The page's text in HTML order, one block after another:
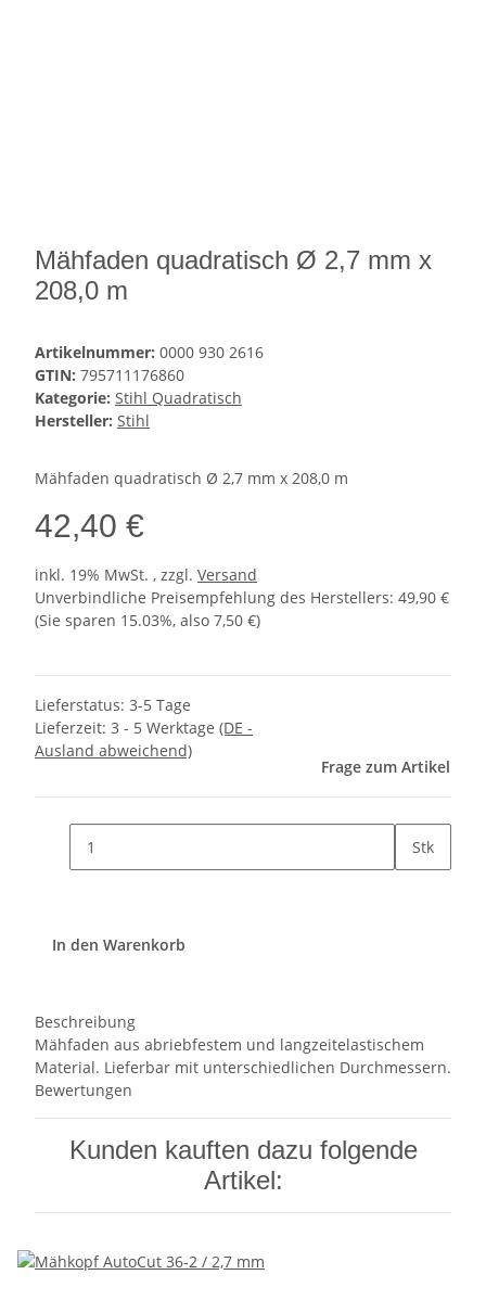
Mähfaden quadratisch Ø 2,7 mm x
208,0 m
Artikelnummer: 0000 930 2616
GTIN: 795711176860
Kategorie: Stihl Quadratisch
Hersteller: Stihl
Mähfaden quadratisch Ø 2,7 mm x 208,0 m
42,40 €
inkl. 19% MwSt. , zzgl. Versand
Unverbindliche Preisempfehlung des Herstellers: 49,90 €
(Sie sparen 15.03%, also 7,50 €)
Lieferstatus: 3-5 Tage
Lieferzeit: 3 - 5 Werktage (DE -
Ausland abweichend)
Frage zum Artikel
Stk
In den Warenkorb
Beschreibung
Mähfaden aus abriebfestem und langzeitelastischem
Material. Lieferbar mit unterschiedlichen Durchmessern.
Bewertungen
Kunden kauften dazu folgende
Artikel: